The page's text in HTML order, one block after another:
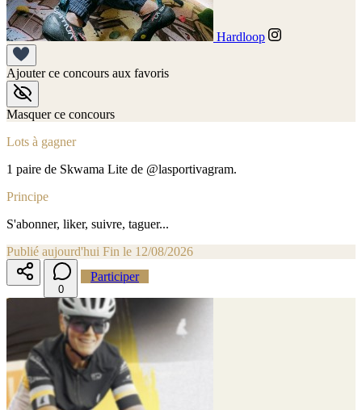
Hardloop
Ajouter ce concours aux favoris
Masquer ce concours
Lots à gagner
1 paire de Skwama Lite de @lasportivagram.
Principe
S'abonner, liker, suivre, taguer...
Publié aujourd'hui Fin le 12/08/2026
0
Participer